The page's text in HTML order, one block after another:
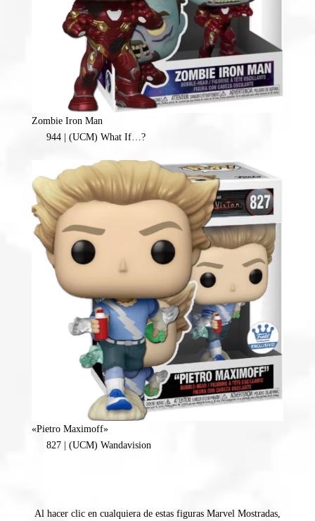
Zombie Iron Man
944 | (UCM) What If…?
«Pietro Maximoff»
827 | (UCM) Wandavision
Al hacer clic en cualquiera de estas figuras Marvel Mostradas,